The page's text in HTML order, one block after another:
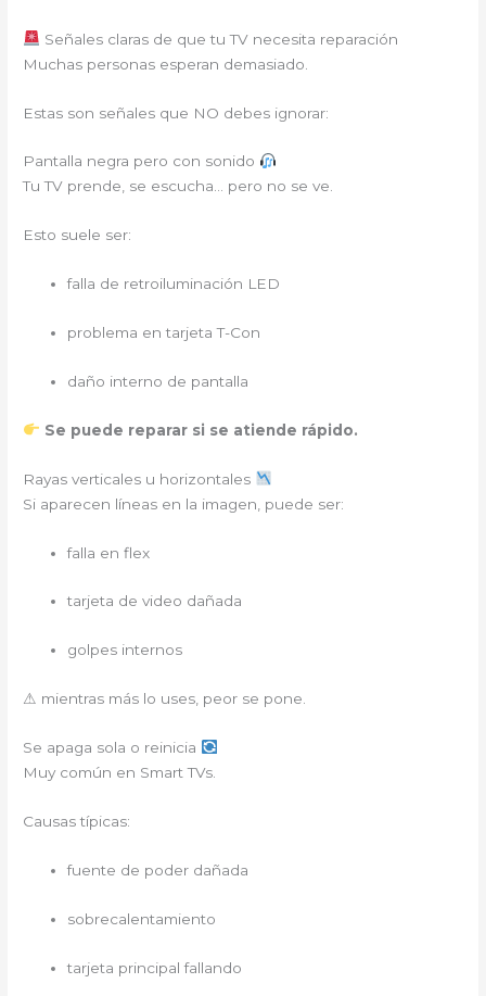
Señales claras de que tu TV necesita reparación
Muchas personas esperan demasiado.
Estas son señales que NO debes ignorar:
Pantalla negra pero con sonido
Tu TV prende, se escucha… pero no se ve.
Esto suele ser:
falla de retroiluminación LED
problema en tarjeta T-Con
daño interno de pantalla
Se puede reparar si se atiende rápido.
Rayas verticales u horizontales
Si aparecen líneas en la imagen, puede ser:
falla en flex
tarjeta de video dañada
golpes internos
⚠ mientras más lo uses, peor se pone.
Se apaga sola o reinicia
Muy común en Smart TVs.
Causas típicas:
fuente de poder dañada
sobrecalentamiento
tarjeta principal fallando